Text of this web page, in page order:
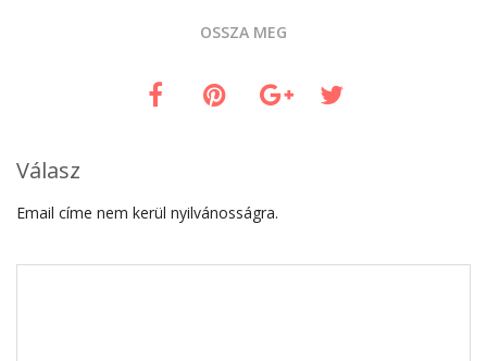
OSSZA MEG
Válasz
Email címe nem kerül nyilvánosságra.